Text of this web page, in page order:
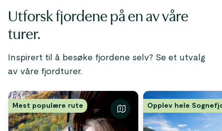
Utforsk fjordene på en av våre
turer.
Inspirert til å besøke fjordene selv? Se et utvalg
av våre fjordturer.
Mest populære rute Opplev hele